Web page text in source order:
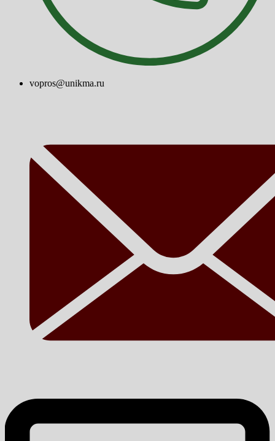
vopros@unikma.ru